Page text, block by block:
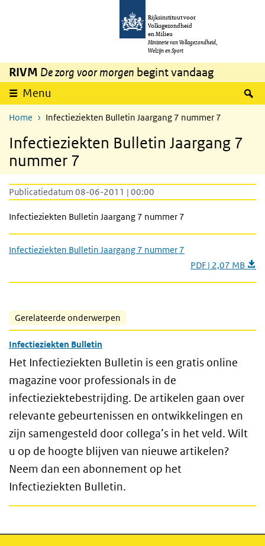
Overslaan en naar de inhoud gaan
Rijksinstituut voor
Volksgezondheid
en Milieu
Ministerie van Volksgezondheid,
Welzijn en Sport
RIVM De zorg voor morgen begint vandaag
Menu
Home Infectieziekten Bulletin Jaargang 7 nummer 7
Infectieziekten Bulletin Jaargang 7
nummer 7
Publicatiedatum 08-06-2011 | 00:00
Infectieziekten Bulletin Jaargang 7 nummer 7
Infectieziekten Bulletin Jaargang 7 nummer 7
PDF | 2,07 MB
Gerelateerde onderwerpen
Infectieziekten Bulletin
Het Infectieziekten Bulletin is een gratis online
magazine voor professionals in de
infectieziektebestrijding. De artikelen gaan over
relevante gebeurtenissen en ontwikkelingen en
zijn samengesteld door collega’s in het veld. Wilt
u op de hoogte blijven van nieuwe artikelen?
Neem dan een abonnement op het
Infectieziekten Bulletin.